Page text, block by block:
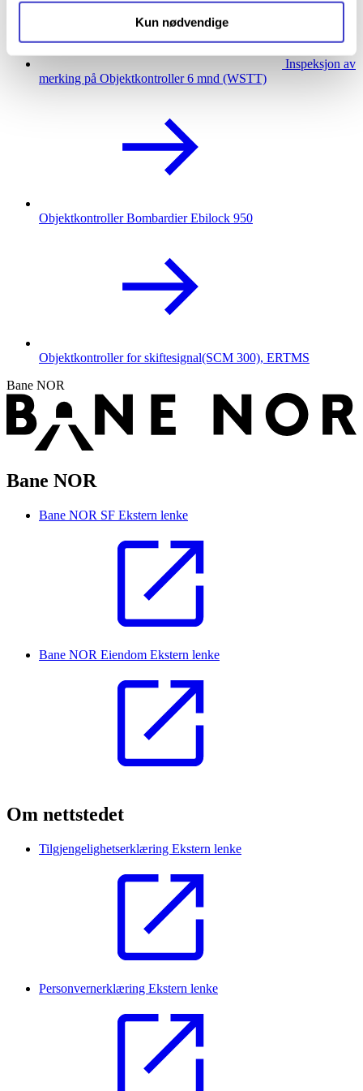
Kun nødvendige
Inspeksjon av
merking på Objektkontroller 6 mnd (WSTT)
Objektkontroller Bombardier Ebilock 950
Objektkontroller for skiftesignal(SCM 300), ERTMS
Bane NOR
Bane NOR
Bane NOR SF Ekstern lenke
Bane NOR Eiendom Ekstern lenke
Om nettstedet
Tilgjengelighetserklæring Ekstern lenke
Personvernerklæring Ekstern lenke